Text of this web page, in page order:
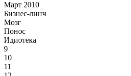
Март 2010
Бизнес-линч
Мозг
Понос
Идиотека
9
10
11